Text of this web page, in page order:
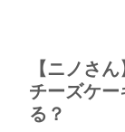
【ニノさ
チーズケー
る？